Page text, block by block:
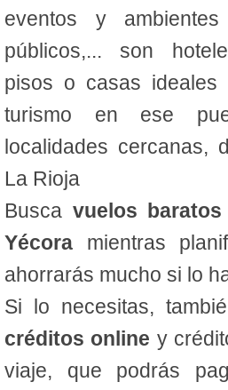
eventos y
públicos,... son
pisos o casas ideales
turismo en ese
localidades cercanas,
La Rioja
Busca vuelos
Yécora mientras
ahorrarás mucho si lo
Si lo necesitas,
créditos online y
viaje, que podrás